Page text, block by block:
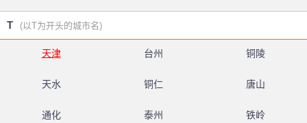
T (以T为开头的城市名)
天津 台州 铜陵
天水 铜仁 唐山
通化 泰州 铁岭